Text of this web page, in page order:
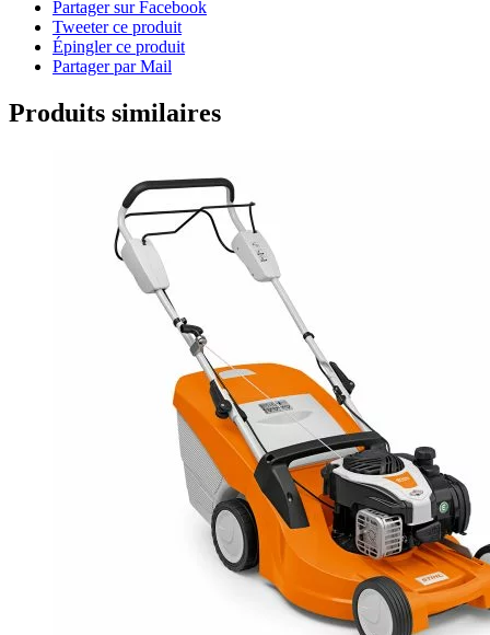
Partager sur Facebook
Tweeter ce produit
Épingler ce produit
Partager par Mail
Produits similaires